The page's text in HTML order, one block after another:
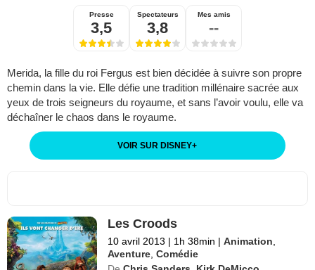
Presse
3,5
Spectateurs
3,8
Mes amis
--
Merida, la fille du roi Fergus est bien décidée à suivre son propre
chemin dans la vie. Elle défie une tradition millénaire sacrée aux
yeux de trois seigneurs du royaume, et sans l’avoir voulu, elle va
déchaîner le chaos dans le royaume.
VOIR SUR DISNEY+
Les Croods
10 avril 2013 | 1h 38min | Animation
Aventure ,Comédie